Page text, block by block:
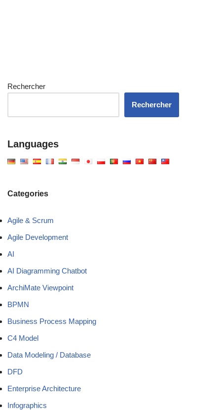
Rechercher
Rechercher
Languages
Categories
Agile & Scrum
Agile Development
AI
AI Diagramming Chatbot
ArchiMate Viewpoint
BPMN
Business Process Mapping
C4 Model
Data Modeling / Database
DFD
Enterprise Architecture
Infographics